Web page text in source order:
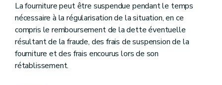
La fourniture peut être suspendue pendant le temps
nécessaire à la régularisation de la situation, en ce
compris le remboursement de la dette éventuelle
résultant de la fraude, des frais de suspension de la
fourniture et des frais encourus lors de son
rétablissement.